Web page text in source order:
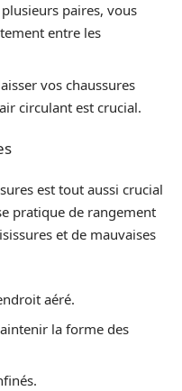
paires, vous
entre les
vos chaussures
circulant est crucial.
est tout aussi crucial
pratique de rangement
et de mauvaises
aéré.
la forme des